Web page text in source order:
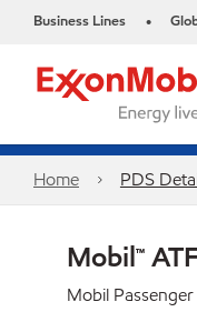
Business Lines •
Home PDS
Mobil™
Mobil